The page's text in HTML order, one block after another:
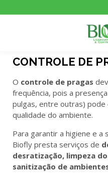
CONTROLE DE
O controle de pragas
frequência, pois a
pulgas, entre outras)
qualidade do ambiente.
Para garantir a higiene e a
Biofly presta serviços de
desratização, limpeza
sanitização de